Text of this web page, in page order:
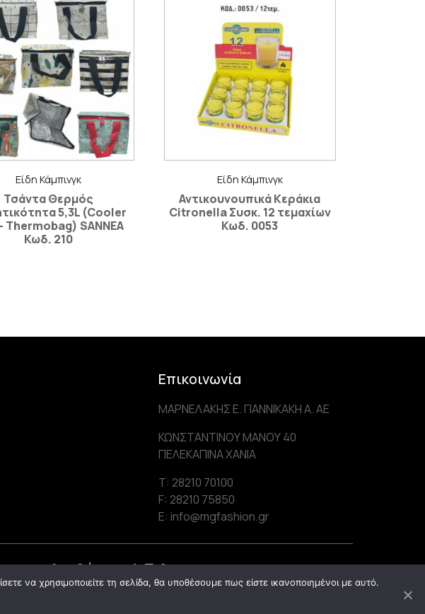
Είδη Κάμπινγκ
Τσάντα Θερμός
5,3L (Cooler
Thermobag) SANNEA
Κωδ. 210
Είδη Κάμπινγκ
Αντικουνουπικά Κεράκια
Citronella Συσκ. 12 τεμαχίων
Κωδ. 0053
Επικοινωνία
ΜΑΡΝΕΛΑΚΗΣ Ε. ΓΙΑΝΝΙΚΑΚΗ Α. AE
ΚΩΝΣΤΑΝΤΙΝΟΥ ΜΑΝΟΥ 40
ΠΕΛΕΚΑΠΙΝΑ ΧΑΝΙΑ
Τ: 28210 70100
F: 28210 75850
Ε: info@mgfashion.gr
Φ.Π.Α
να χρησιμοποιείτε τη σελίδα, θα υποθέσουμε πως είστε ικανοποιημένοι με αυτό.